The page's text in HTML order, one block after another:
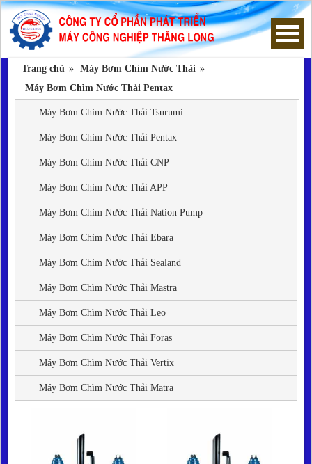
Máy Bơm Chìm Nước Thải
Máy Bơm Hút Bùn
Thông tin hữu ích
Trang chủ » Máy Bơm Chìm Nước Thải »
Máy Bơm Chìm Nước Thải Pentax
Máy Bơm Chìm Nước Thải Tsurumi
Máy Bơm Chìm Nước Thải Pentax
Máy Bơm Chìm Nước Thải CNP
Máy Bơm Chìm Nước Thải APP
Máy Bơm Chìm Nước Thải Nation Pump
Máy Bơm Chìm Nước Thải Ebara
Máy Bơm Chìm Nước Thải Sealand
Máy Bơm Chìm Nước Thải Mastra
Máy Bơm Chìm Nước Thải Leo
Máy Bơm Chìm Nước Thải Foras
Máy Bơm Chìm Nước Thải Vertix
Máy Bơm Chìm Nước Thải Matra